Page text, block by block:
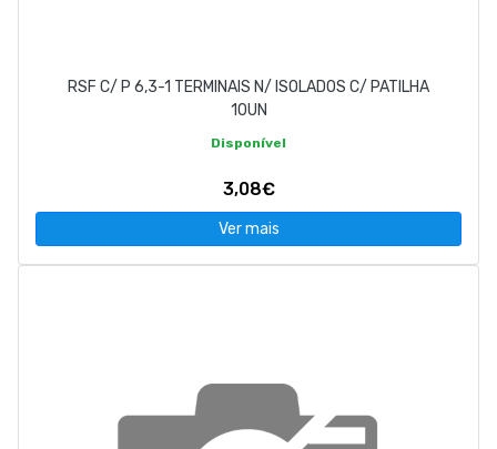
RSF C/ P 6,3-1 TERMINAIS N/ ISOLADOS C/ PATILHA
10UN
Disponível
3,08€
Ver mais